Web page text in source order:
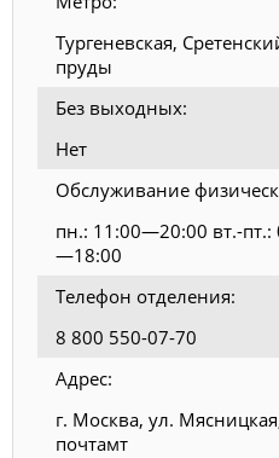
Тургеневская,
пруды
Без выходных:
Нет
Обслуживание
пн.: 11:00—20:00 вт.-
—18:00
Телефон отделения:
8 800 550-07-70
Адрес:
г. Москва, ул.
почтамт